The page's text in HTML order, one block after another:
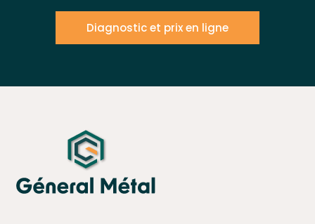
Diagnostic et prix en ligne